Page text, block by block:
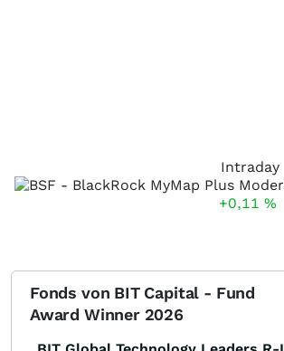
Intraday
+0,11 %
Fonds von BIT Capital - Fund
Award Winner 2026